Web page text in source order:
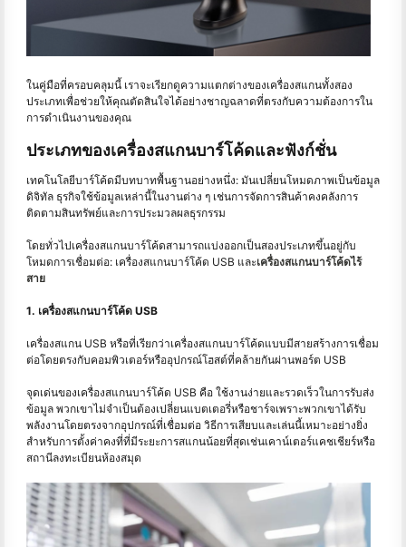
ในคู่มือที่ครอบคลุมนี้ เราจะเรียกดูความแตกต่างของเครื่องสแกนทั้งสอง
ประเภทเพื่อช่วยให้คุณตัดสินใจได้อย่างชาญฉลาดที่ตรงกับความต้องการใน
การดำเนินงานของคุณ
ประเภทของเครื่องสแกนบาร์โค้ดและฟังก์ชั่น
เทคโนโลยีบาร์โค้ดมีบทบาทพื้นฐานอย่างหนึ่ง: มันเปลี่ยนโหมดภาพเป็นข้อมูล
ดิจิทัล ธุรกิจใช้ข้อมูลเหล่านี้ในงานต่าง ๆ เช่นการจัดการสินค้าคงคลังการ
ติดตามสินทรัพย์และการประมวลผลธุรกรรม
โดยทั่วไปเครื่องสแกนบาร์โค้ดสามารถแบ่งออกเป็นสองประเภทขึ้นอยู่กับ
โหมดการเชื่อมต่อ: เครื่องสแกนบาร์โค้ด USB และเครื่องสแกนบาร์โค้ดไร้
สาย
1. เครื่องสแกนบาร์โค้ด USB
เครื่องสแกน USB หรือที่เรียกว่าเครื่องสแกนบาร์โค้ดแบบมีสายสร้างการเชื่อม
ต่อโดยตรงกับคอมพิวเตอร์หรืออุปกรณ์โฮสต์ที่คล้ายกันผ่านพอร์ต USB
จุดเด่นของเครื่องสแกนบาร์โค้ด USB คือ ใช้งานง่ายและรวดเร็วในการรับส่ง
ข้อมูล พวกเขาไม่จำเป็นต้องเปลี่ยนแบตเตอรี่หรือชาร์จเพราะพวกเขาได้รับ
พลังงานโดยตรงจากอุปกรณ์ที่เชื่อมต่อ วิธีการเสียบและเล่นนี้เหมาะอย่างยิ่ง
สำหรับการตั้งค่าคงที่ที่มีระยะการสแกนน้อยที่สุดเช่นเคาน์เตอร์แคชเชียร์หรือ
สถานีลงทะเบียนห้องสมุด